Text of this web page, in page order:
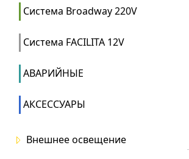
Система Broadway 220V
Система FACILITA 12V
АВАРИЙНЫЕ
АКСЕССУАРЫ
Внешнее освещение